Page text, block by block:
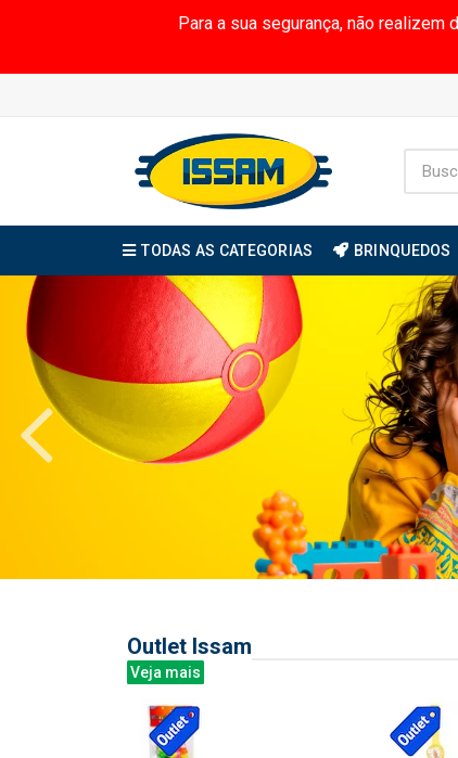
Para a sua segurança, não
TODAS AS CATEGORIAS BRINQUEDOS
Outlet Issam
Veja mais